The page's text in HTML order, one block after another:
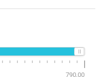
790,00